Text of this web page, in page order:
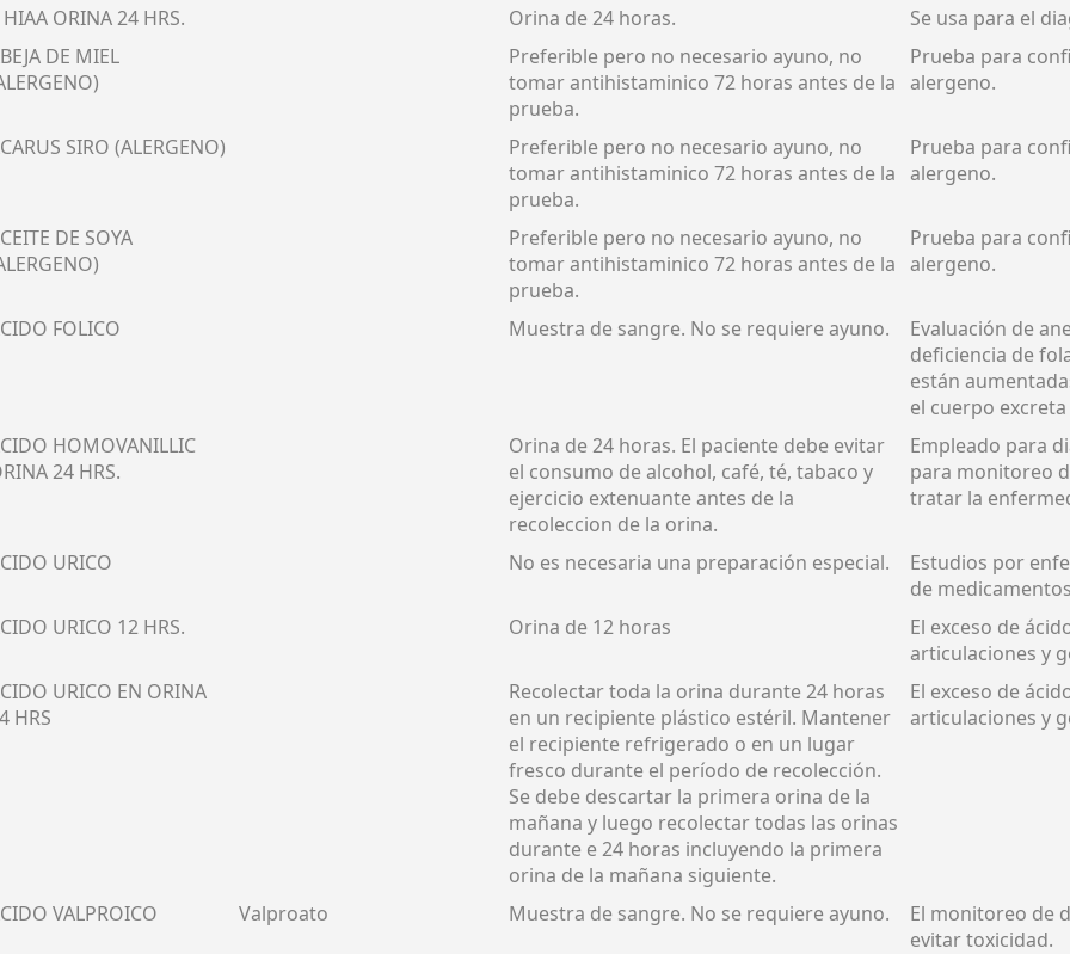
ORINA 24 HRS.
Orina de 24 horas.
Se usa para el
DE MIEL
Preferible pero no necesario ayuno, no
tomar antihistaminico 72 horas antes de la
prueba.
Prueba para
alergeno.
SIRO (ALERGENO)
Preferible pero no necesario ayuno, no
tomar antihistaminico 72 horas antes de la
prueba.
Prueba para
alergeno.
DE SOYA
Preferible pero no necesario ayuno, no
tomar antihistaminico 72 horas antes de la
prueba.
Prueba para
alergeno.
FOLICO Muestra de sangre. No se requiere ayuno.
Evaluación de
deficiencia de
están
el cuerpo
HOMOVANILLIC
24 HRS.
Orina de 24 horas. El paciente debe evitar
el consumo de alcohol, café, té, tabaco y
ejercicio extenuante antes de la
recoleccion de la orina.
Empleado para
para monitoreo
tratar la
URICO No es necesaria una preparación especial.
Estudios por
de
URICO 12 HRS.
Orina de 12 horas
El exceso de
articulaciones y
URICO EN ORINA
HRS
Recolectar toda la orina durante 24 horas
en un recipiente plástico estéril. Mantener
el recipiente refrigerado o en un lugar
fresco durante el período de recolección.
Se debe descartar la primera orina de la
mañana y luego recolectar todas las orinas
durante e 24 horas incluyendo la primera
orina de la mañana siguiente.
El exceso de
articulaciones y
VALPROICO Valproato Muestra de sangre. No se requiere ayuno.
El monitoreo de
evitar toxicidad.